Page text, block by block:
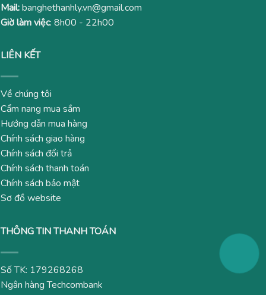
Mail:banghethanhly.vn@gmail.com
Giờ làm việc: 8h00 - 22h00
LIÊN KẾT
Về chúng tôi
Cẩm nang mua sắm
Hướng dẫn mua hàng
Chính sách giao hàng
Chính sách đổi trả
Chính sách thanh toán
Chính sách bảo mật
Sơ đồ website
THÔNG TIN THANH TOÁN
Số TK: 179268268
Ngân hàng Techcombank